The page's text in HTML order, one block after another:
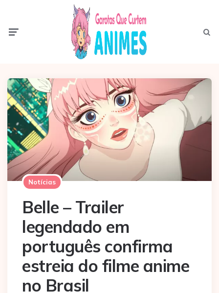
Notícias
Belle – Trailer
legendado em
português confirma
estreia do filme anime
no Brasil